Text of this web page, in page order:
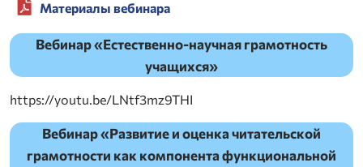
Материалы вебинара
Вебинар «Естественно-научная грамотность
учащихся»
https://youtu.be/LNtf3mz9THI
Вебинар «Развитие и оценка читательской
грамотности как компонента функциональной